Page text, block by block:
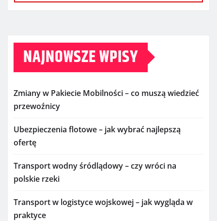
NAJNOWSZE WPISY
Zmiany w Pakiecie Mobilności – co muszą wiedzieć
przewoźnicy
Ubezpieczenia flotowe – jak wybrać najlepszą
ofertę
Transport wodny śródlądowy – czy wróci na
polskie rzeki
Transport w logistyce wojskowej – jak wygląda w
praktyce